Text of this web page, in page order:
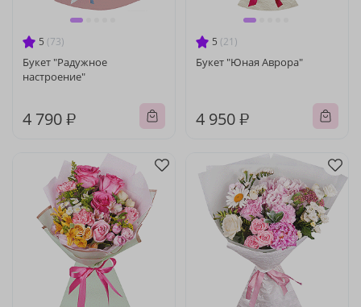
5 (73)
Букет "Радужное
настроение"
4 790 ₽
5 (21)
Букет "Юная Аврора"
4 950 ₽